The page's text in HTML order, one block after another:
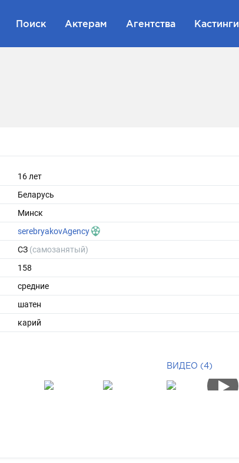
Поиск Актерам Агентства Кастинги
16 лет
Беларусь
Минск
serebryakovAgency
СЗ (самозанятый)
158
средние
шатен
карий
ВИДЕО (4)